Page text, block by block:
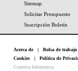
Sitemap
Solicitar Presupuesto
Suscripción Boletín
Acerca de| Bolsa de trabajo
Cookies | Política de
Conetica Informatica